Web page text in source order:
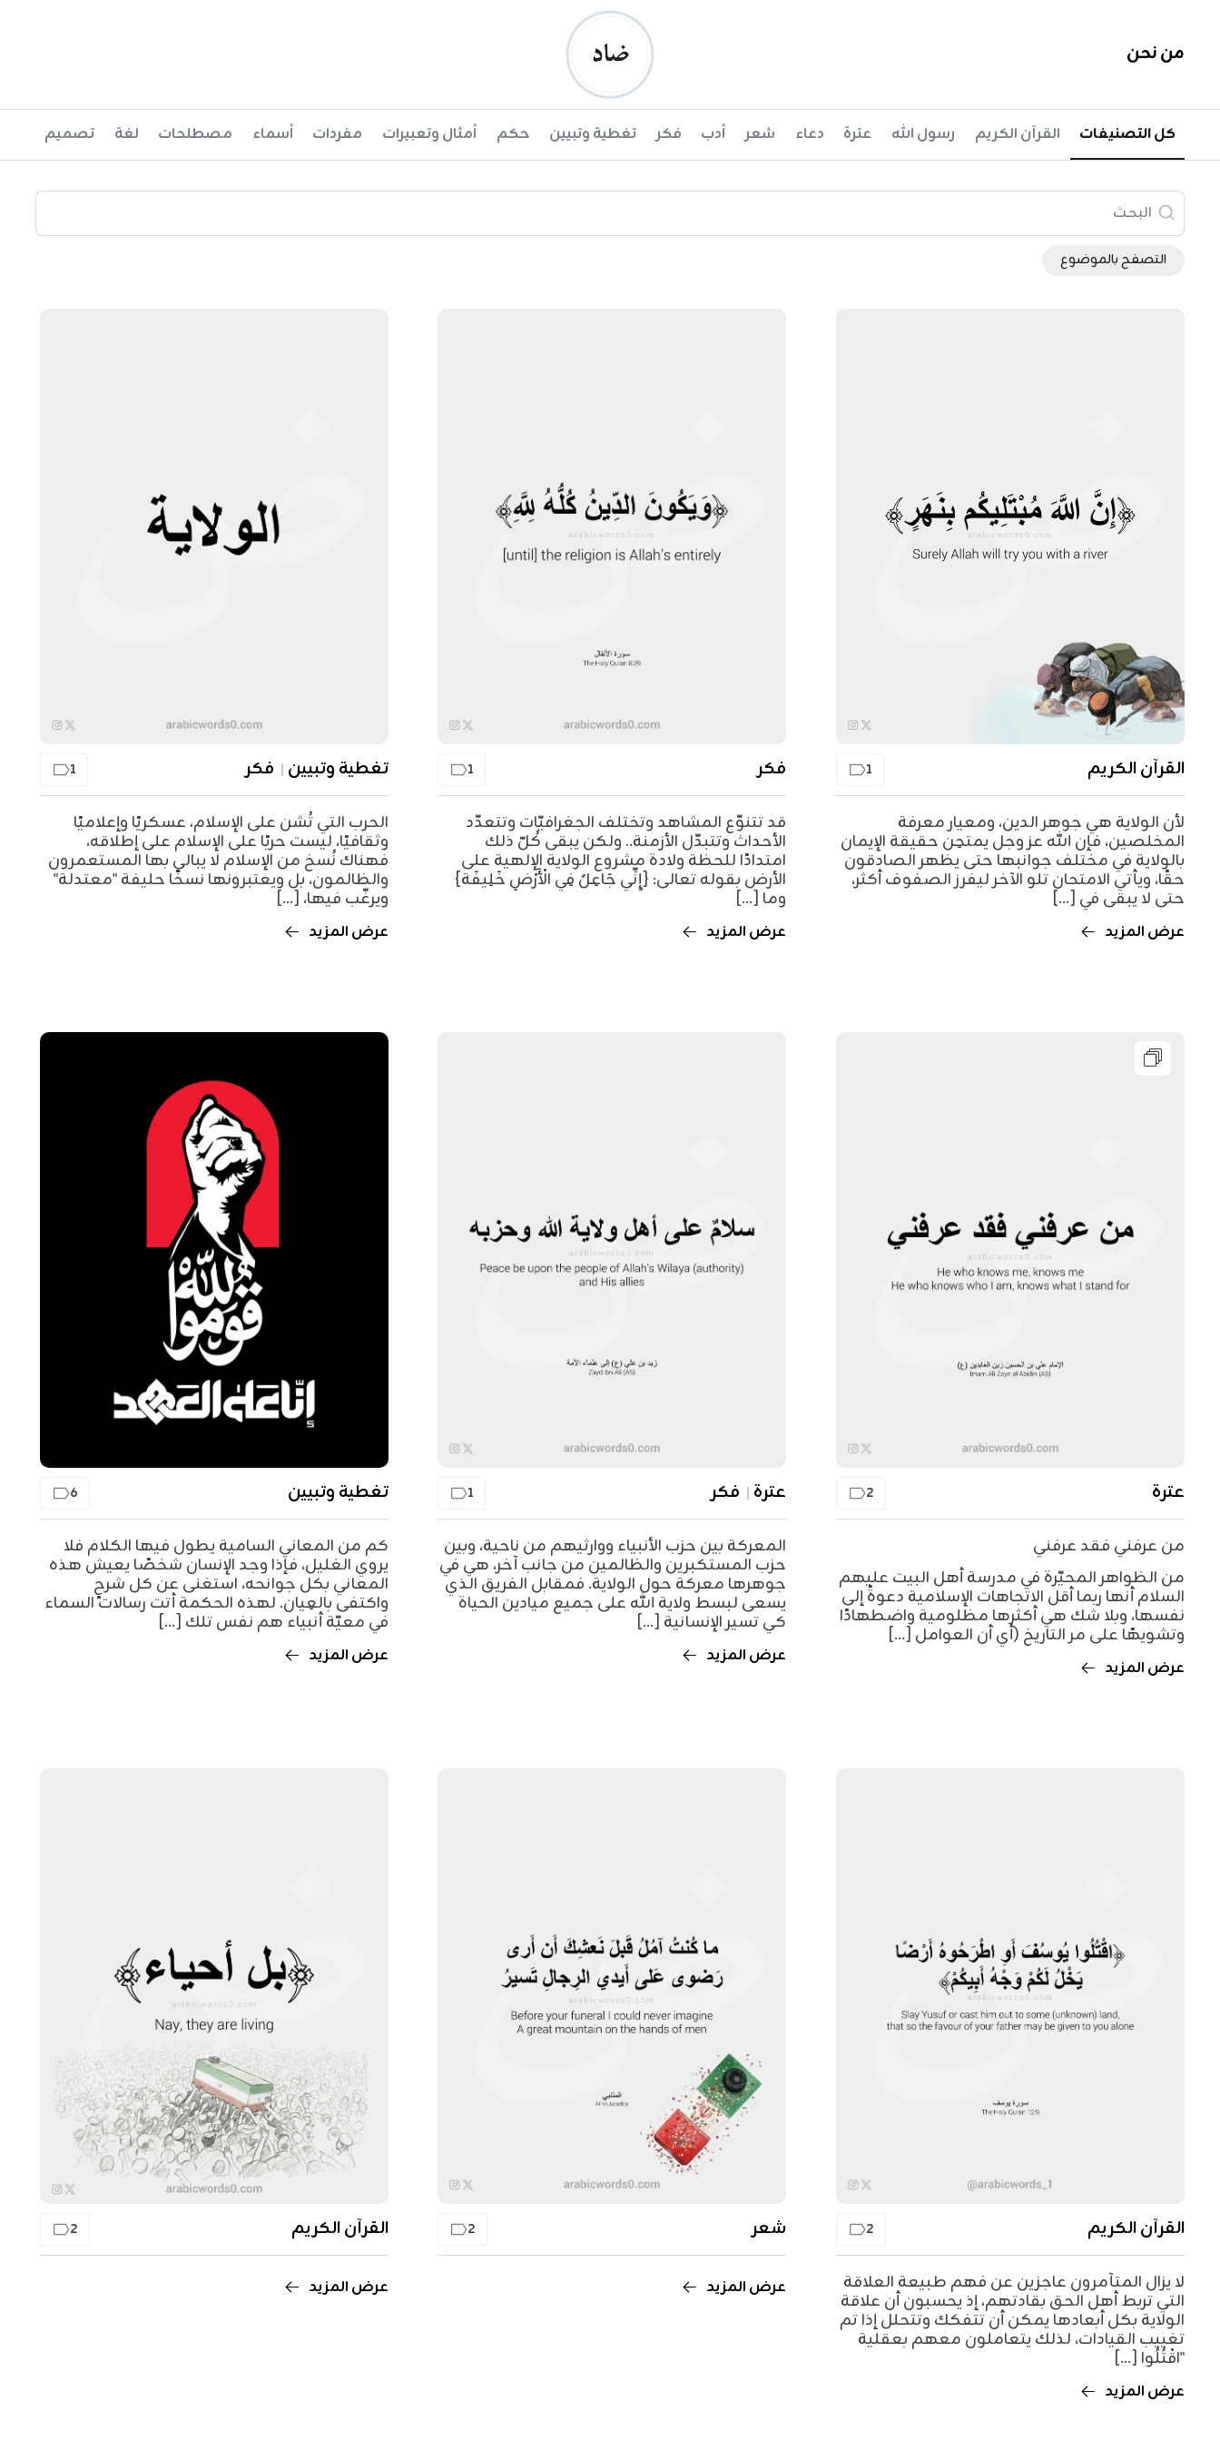
contentمن نحن
ضاد كل التصنيفات القرآن الكريم رسول الله عترة دعاء شعر أدب فكر تغطية وتبيين حكم أمثال وتعبيرات مفردات أسماء مصطلحات لغة تصميم
التصفح بالموضوع
القرآن الكريم 1
لأن الولاية هي جوهر الدين، ومعيار معرفة
المخلصين، فإن الله عز وجل يمتحِن حقيقة الإيمان
بالولاية في مختلف جوانبها حتى يظهر الصادقون
حقًا، ويأتي الامتحان تلو الآخر ليفرز الصفوف أكثر،
حتى لا يبقى في [...]
عرض المزيد
فكر 1
قد تتنوّع المشاهد وتختلف الجغرافيّات وتتعدّد
الأحداث وتتبدّل الأزمنة.. ولكن يبقى كُلّ ذلك
امتدادًا للحظة ولادة مشروع الولاية الإلهية على
الأرض بقوله تعالى: {إِنِّي جَاعِلٌ فِي الْأَرْضِ خَلِيفَة}
وما [...]
عرض المزيد
تغطية وتبيين فكر 1
الحرب التي تُشن على الإسلام، عسكريًا وإعلاميًا
وثقافيًا، ليست حربًا على الإسلام على إطلاقه،
فهناك نُسخ من الإسلام لا يبالي بها المستعمرون
والظالمون، بل ويعتبرونها نسخًا حليفة "معتدلة"
ويرغّب فيها، [...]
عرض المزيد
عترة 2
من عرفني فقد عرفني
من الظواهر المحيّرة في مدرسة أهل البيت عليهم
السلام أنها ربما أقل الاتجاهات الإسلامية دعوةً إلى
نفسها، وبلا شك هي أكثرها مظلومية واضطهادًا
وتشويهًا على مر التاريخ (أي أن العوامل [...]
عرض المزيد
عترة فكر 1
المعركة بين حزب الأنبياء ووارثيهم من ناحية، وبين
حزب المستكبرين والظالمين من جانب آخر، هي في
جوهرها معركة حول الولاية. فمقابل الفريق الذي
يسعى لبسط ولاية الله على جميع ميادين الحياة
كي تسير الإنسانية [...]
عرض المزيد
تغطية وتبيين 6
كم من المعاني السامية يطول فيها الكلام فلا
يروي الغليل، فإذا وجد الإنسان شخصًا يعيش هذه
المعاني بكل جوانحه، استغنى عن كل شرحٍ
واكتفى بالعِيان. لهذه الحكمة أتت رسالات السماء
في معيّة أنبياء هم نفس تلك [...]
عرض المزيد
القرآن الكريم 2
لا يزال المتآمرون عاجزين عن فهم طبيعة العلاقة
التي تربط أهل الحق بقادتهم، إذ يحسبون أن علاقة
الولاية بكل أبعادها يمكن أن تتفكك وتتحلل إذا تم
تغييب القيادات، لذلك يتعاملون معهم بعقلية
"اقْتُلُوا [...]
عرض المزيد
شعر 2
عرض المزيد
القرآن الكريم 2
عرض المزيد